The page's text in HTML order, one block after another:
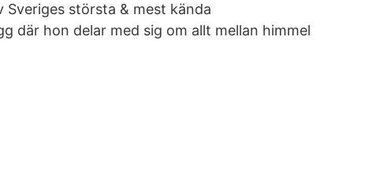
största & mest kända
där hon delar med sig om allt mellan himmel